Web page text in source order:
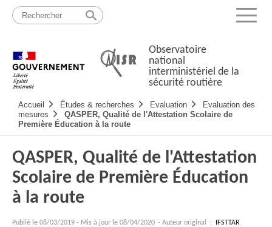
Passer
contenu
Menu
Observatoire
national
interministériel de la
sécurité routière
principale
Accueil Études & recherches Evaluation
Evaluation des
mesures
QASPER, Qualité de l'Attestation Scolaire de
Première Éducation à la route
QASPER, Qualité de l'Attestation
Scolaire de Première Éducation
à la route
Publié le 08/03/2019 - Mis à jour le 08/04/2020 - Auteur original : IFSTTAR